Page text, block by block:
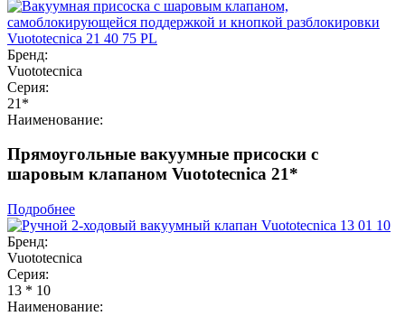
Бренд:
Vuototecnica
Серия:
21*
Наименование:
Прямоугольные вакуумные присоски с
шаровым клапаном Vuototecnica 21*
Подробнее
Бренд:
Vuototecnica
Серия:
13 * 10
Наименование: